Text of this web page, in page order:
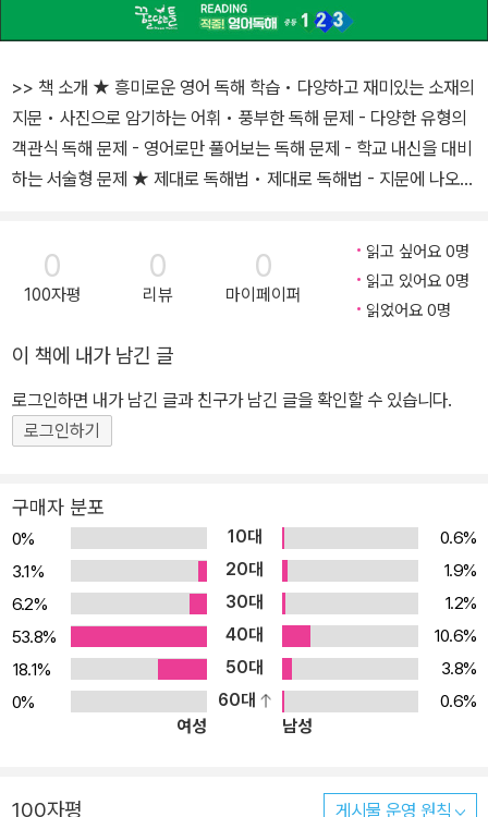
>> 책 소개 ★ 흥미로운 영어 독해 학습 • 다양하고 재미있는 소재의
지문 • 사진으로 암기하는 어휘 • 풍부한 독해 문제 - 다양한 유형의
객관식 독해 문제 - 영어로만 풀어보는 독해 문제 - 학교 내신을 대비
하는 서술형 문제 ★ 제대로 독해법 • 제대로 독해법 - 지문에 나오는
지문 QR코드 제공 • 지문 MP3파일 다운로드 ★ WORKBOOK •
어휘 & 영작 - Word List & Test - Writing Test >> 특이사항 ●
기, 문장 완성하기, 영영풀이) ● 풍부한 독해 문제 (다양한 유형, 영
어 지시문, 서술형, 내신형) ● 전 지문 구문 분석 제공 ● 꼭 필요한
학습 부가 자료 (QR코드, MP3파일, WORKBOOK)
0
100자평
0
리뷰
0
마이페이퍼
읽고 싶어요 0명
읽고 있어요 0명
읽었어요 0명
이 책에 내가 남긴 글
로그인하면 내가 남긴 글과 친구가 남긴 글을 확인할 수 있습니다.
로그인하기
구매자 분포
0% 10대
0.6%
3.1%
20대
1.9%
6.2%
30대
1.2%
53.8%
40대
10.6%
18.1%
50대
3.8%
0%
60대
0.6%
여성
남성
100자평 게시물 운영 원칙